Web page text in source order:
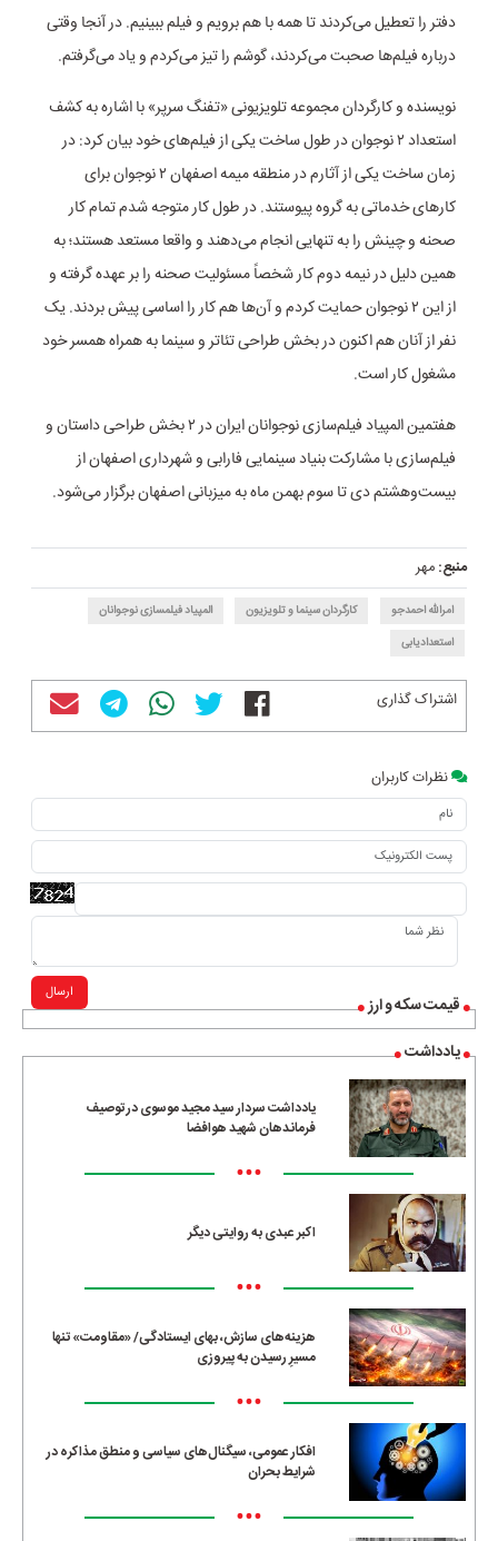
قیمت سکه و ارز
یادداشت
یادداشت سردار سید مجید موسوی در توصیف
فرماندهان شهید هوافضا
•••
اکبر عبدی به روایتی دیگر
•••
هزینه‌های سازش، بهای ایستادگی/ «مقاومت» تنها
مسیرِ رسیدن به پیروزی
•••
افکار عمومی، سیگنال‌های سیاسی و منطق مذاکره در
شرایط بحران
•••
دفتر را تعطیل می‌کردند تا همه با هم برویم و فیلم ببینیم. در آنجا وقتی
درباره فیلم‌ها صحبت می‌کردند، گوشم را تیز می‌کردم و یاد می‌گرفتم.
نویسنده و کارگردان مجموعه تلویزیونی «تفنگ سرپر» با اشاره به کشف
استعداد ۲ نوجوان در طول ساخت یکی از فیلم‌های خود بیان کرد: در
زمان ساخت یکی از آثارم در منطقه میمه اصفهان ۲ نوجوان برای
کارهای خدماتی به گروه پیوستند. در طول کار متوجه شدم تمام کار
صحنه و چینش را به تنهایی انجام می‌دهند و واقعا مستعد هستند؛ به
همین دلیل در نیمه دوم کار شخصاً مسئولیت صحنه را بر عهده گرفته و
از این ۲ نوجوان حمایت کردم و آن‌ها هم کار را اساسی پیش بردند. یک
نفر از آنان هم اکنون در بخش طراحی تئاتر و سینما به همراه همسر خود
مشغول کار است.
هفتمین المپیاد فیلم‌سازی نوجوانان ایران در ۲ بخش طراحی داستان و
فیلم‌سازی با مشارکت بنیاد سینمایی فارابی و شهرداری اصفهان از
بیست‌وهشتم دی تا سوم بهمن‌ ماه به میزبانی اصفهان برگزار می‌شود.
منبع:مهر
امرالله احمدجو کارگردان سینما و تلویزیون
المپیاد فیلمسازی نوجوانان
استعدادیابی
اشتراک گذاری
نظرات کاربران
ارسال